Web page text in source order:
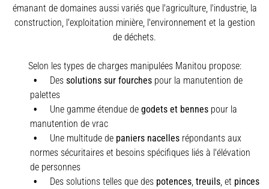
émanant de domaines aussi variés que l'agriculture, l'industrie, la
construction, l'exploitation minière, l'environnement et la gestion
de déchets.
Selon les types de charges manipulées Manitou propose:
Des solutions sur fourches pour la manutention de
palettes
Une gamme étendue de godets et bennes pour la
manutention de vrac
Une multitude de paniers nacelles répondants aux
normes sécuritaires et besoins spécifiques liés à l'élévation
de personnes
Des solutions telles que des potences treuils et pinces